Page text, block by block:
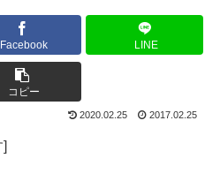
Facebook LINE
コピー
2020.02.25 2017.02.25